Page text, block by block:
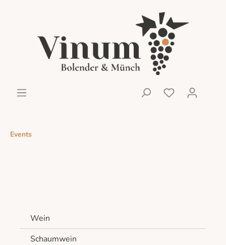
Events
Wein
Schaumwein